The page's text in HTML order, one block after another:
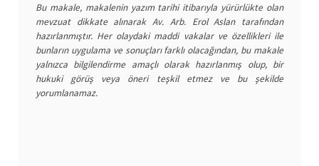
Bu makale, makalenin yazım tarihi itibarıyla yürürlükte olan
mevzuat dikkate alınarak Av. Arb. Erol Aslan tarafından
hazırlanmıştır. Her olaydaki maddi vakalar ve özellikleri ile
bunların uygulama ve sonuçları farklı olacağından, bu makale
yalnızca bilgilendirme amaçlı olarak hazırlanmış olup, bir
hukuki görüş veya öneri teşkil etmez ve bu şekilde
yorumlanamaz.